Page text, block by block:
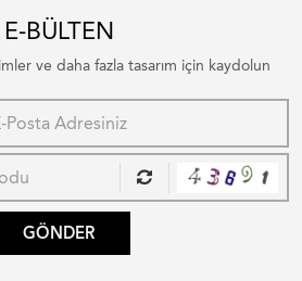
E-BÜLTEN
ve daha fazla tasarım için kaydolun
GÖNDER